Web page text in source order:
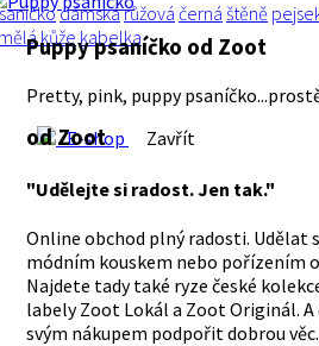
dámskárůžová černá štěně
kůže kabelka
Puppy psaníčko od Zoot
Pretty, pink, puppy
E-shop
Zavřít
od Zoot
"Udělejte si radost. Jen tak."
Online obchod plný radosti. Udělat
módním kouskem nebo pořízením
Najdete tady také ryze české
labely Zoot Lokál a Zoot Originál.
svým nákupem podpořit dobrou věc.